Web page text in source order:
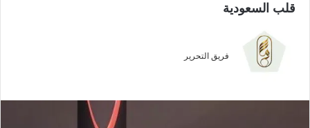
قلب السعودية
فريق التحرير